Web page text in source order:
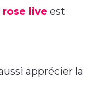
live est
apprécier la